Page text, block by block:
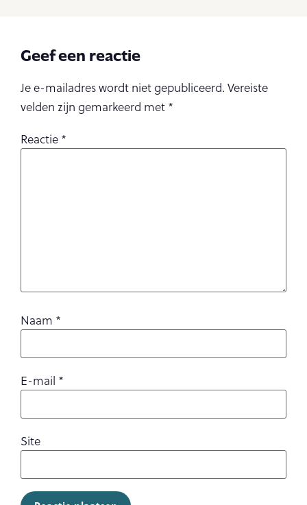
Geef een reactie
Je e-mailadres wordt niet gepubliceerd. Vereiste
velden zijn gemarkeerd met *
Reactie *
Naam *
E-mail *
Site